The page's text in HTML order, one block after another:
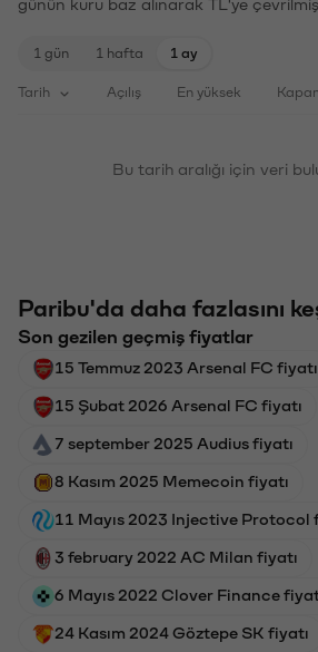
1 gün 1 hafta 1 ay
Tarih Açılış En yüksek
Bu tarih aralığı için veri
Paribu'da daha fazlasını
Son gezilen geçmiş fiyatlar
15 Temmuz 2023 Arsenal FC fiyatı
15 Şubat 2026 Arsenal FC fiyatı
7 september 2025 Audius fiyatı
8 Kasım 2025 Memecoin fiyatı
11 Mayıs 2023 Injective Protocol
3 february 2022 AC Milan fiyatı
6 Mayıs 2022 Clover Finance
24 Kasım 2024 Göztepe SK fiyatı